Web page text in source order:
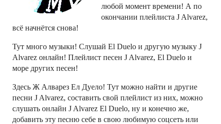
любой момент времени! А по
окончании плейлиста J Alvarez,
всё начнётся снова!
Тут много музыки! Слушай El Duelo и другую музыку J
Alvarez онлайн! Плейлист песен J Alvarez, El Duelo и
море других песен!
Здесь Ж Алварез Ел Дуело! Тут можно найти и другие
песни J Alvarez, составить свой плейлист из них, можно
слушать онлайн J Alvarez El Duelo, ну и конечно же,
добавить эту песню себе в свою любимую соцсеть или